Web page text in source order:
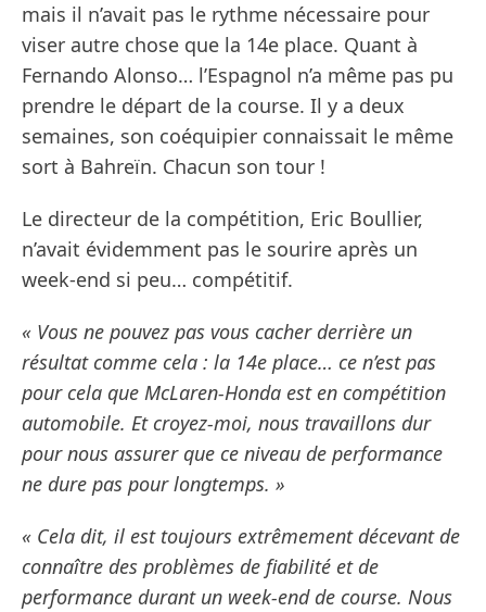
mais il n’avait pas le rythme nécessaire pour
viser autre chose que la 14e place. Quant à
Fernando Alonso… l’Espagnol n’a même pas pu
prendre le départ de la course. Il y a deux
semaines, son coéquipier connaissait le même
sort à Bahreïn. Chacun son tour !
Le directeur de la compétition, Eric Boullier,
n’avait évidemment pas le sourire après un
week-end si peu… compétitif.
« Vous ne pouvez pas vous cacher derrière un
résultat comme cela : la 14e place… ce n’est pas
pour cela que McLaren-Honda est en compétition
automobile. Et croyez-moi, nous travaillons dur
pour nous assurer que ce niveau de performance
ne dure pas pour longtemps. »
« Cela dit, il est toujours extrêmement décevant de
connaître des problèmes de fiabilité et de
performance durant un week-end de course. Nous